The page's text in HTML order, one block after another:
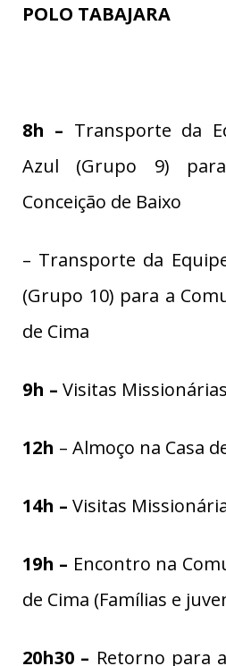
POLO TABAJARA
8h – Transporte da
Azul (Grupo 9)
Conceição de Baixo
– Transporte da
(Grupo 10) para a
de Cima
9h – Visitas
12h – Almoço na Casa
14h – Visitas
19h – Encontro na
de Cima (Famílias e
20h30 – Retorno para